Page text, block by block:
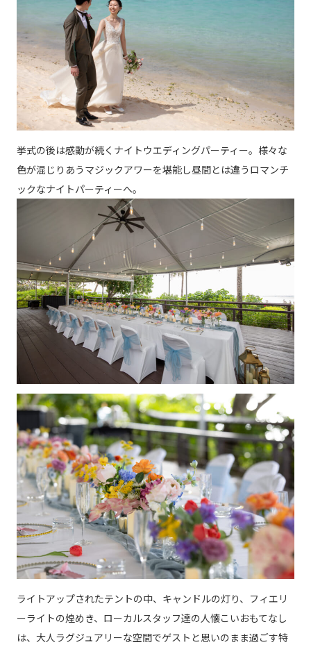
挙式の後は感動が続くナイトウエディングパーティー。様々な
色が混じりあうマジックアワーを堪能し昼間とは違うロマンチ
ックなナイトパーティーへ。
ライトアップされたテントの中、キャンドルの灯り、フィエリ
ーライトの煌めき、ローカルスタッフ達の人懐こいおもてなし
は、大人ラグジュアリーな空間でゲストと思いのまま過ごす特